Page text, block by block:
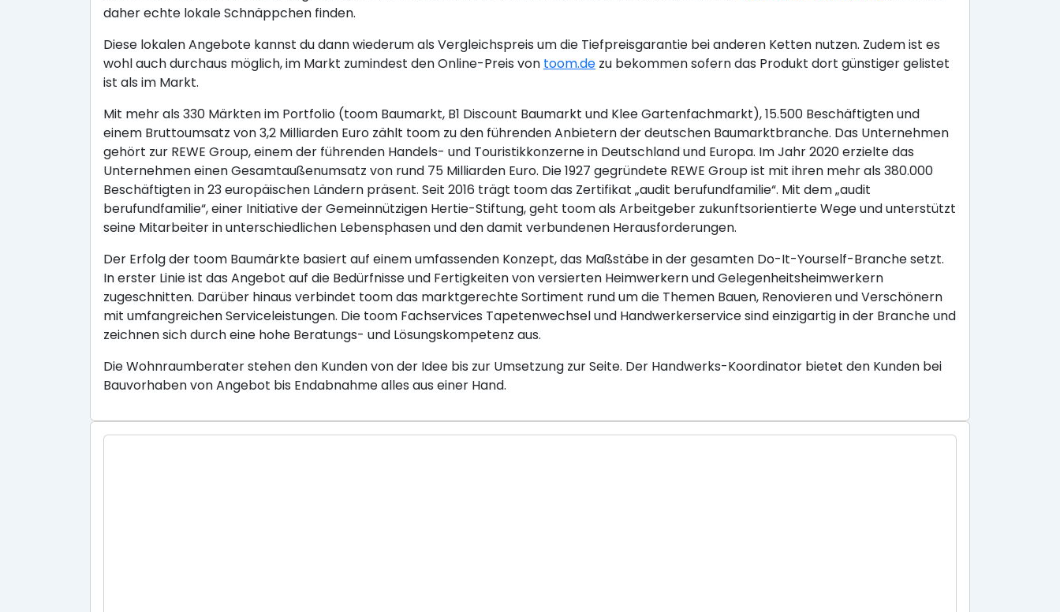
daher echte lokale Schnäppchen finden.
Diese lokalen Angebote kannst du dann wiederum als Vergleichspreis um die Tiefpreisgarantie bei anderen Ketten nutzen. Zudem ist es
wohl auch durchaus möglich, im Markt zumindest den Online-Preis von toom.de zu bekommen sofern das Produkt dort günstiger gelistet
ist als im Markt.
Mit mehr als 330 Märkten im Portfolio (toom Baumarkt, B1 Discount Baumarkt und Klee Gartenfachmarkt), 15.500 Beschäftigten und
einem Bruttoumsatz von 3,2 Milliarden Euro zählt toom zu den führenden Anbietern der deutschen Baumarktbranche. Das Unternehmen
gehört zur REWE Group, einem der führenden Handels- und Touristikkonzerne in Deutschland und Europa. Im Jahr 2020 erzielte das
Unternehmen einen Gesamtaußenumsatz von rund 75 Milliarden Euro. Die 1927 gegründete REWE Group ist mit ihren mehr als 380.000
Beschäftigten in 23 europäischen Ländern präsent. Seit 2016 trägt toom das Zertifikat „audit berufundfamilie“. Mit dem „audit
berufundfamilie“, einer Initiative der Gemeinnützigen Hertie-Stiftung, geht toom als Arbeitgeber zukunftsorientierte Wege und unterstützt
seine Mitarbeiter in unterschiedlichen Lebensphasen und den damit verbundenen Herausforderungen.
Der Erfolg der toom Baumärkte basiert auf einem umfassenden Konzept, das Maßstäbe in der gesamten Do-It-Yourself-Branche setzt.
In erster Linie ist das Angebot auf die Bedürfnisse und Fertigkeiten von versierten Heimwerkern und Gelegenheitsheimwerkern
zugeschnitten. Darüber hinaus verbindet toom das marktgerechte Sortiment rund um die Themen Bauen, Renovieren und Verschönern
mit umfangreichen Serviceleistungen. Die toom Fachservices Tapetenwechsel und Handwerkerservice sind einzigartig in der Branche und
zeichnen sich durch eine hohe Beratungs- und Lösungskompetenz aus.
Die Wohnraumberater stehen den Kunden von der Idee bis zur Umsetzung zur Seite. Der Handwerks-Koordinator bietet den Kunden bei
Bauvorhaben von Angebot bis Endabnahme alles aus einer Hand.